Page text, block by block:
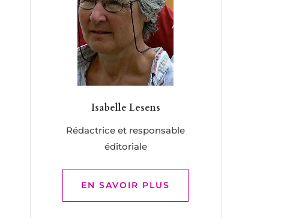
Isabelle Lesens
Rédactrice et responsable
éditoriale
EN SAVOIR PLUS